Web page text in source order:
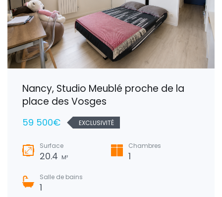
Nancy, Studio Meublé proche de la
place des Vosges
59 500€ EXCLUSIVITÉ
Surface
20.4 M²
Chambres
1
Salle de bains
1